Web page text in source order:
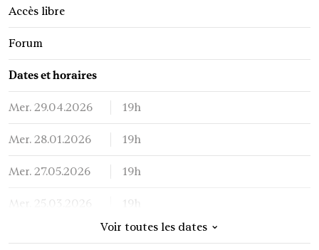
Accès libre
Forum
Dates et horaires
Mer. 29.04.2026 19h
Mer. 28.01.2026 19h
Mer. 27.05.2026 19h
Mer. 25.03.2026 19h
19h
Voir toutes les dates ⌄